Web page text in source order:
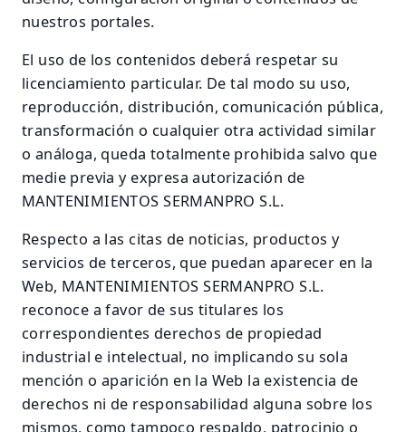
nuestros portales.
El uso de los contenidos deberá respetar su
licenciamiento particular. De tal modo su uso,
reproducción, distribución, comunicación pública,
transformación o cualquier otra actividad similar
o análoga, queda totalmente prohibida salvo que
medie previa y expresa autorización de
MANTENIMIENTOS SERMANPRO S.L.
Respecto a las citas de noticias, productos y
servicios de terceros, que puedan aparecer en la
Web, MANTENIMIENTOS SERMANPRO S.L.
reconoce a favor de sus titulares los
correspondientes derechos de propiedad
industrial e intelectual, no implicando su sola
mención o aparición en la Web la existencia de
derechos ni de responsabilidad alguna sobre los
mismos, como tampoco respaldo, patrocinio o